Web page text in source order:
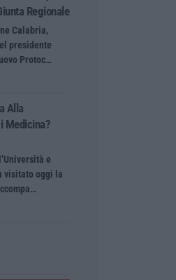
Regionale
Calabria,
presidente
Protoc…
Alla
Medicina?
e
visitato oggi la